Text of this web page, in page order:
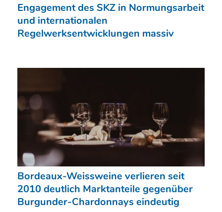
Engagement des SKZ in Normungsarbeit
und internationalen
Regelwerksentwicklungen massiv
Bordeaux-Weissweine verlieren seit
2010 deutlich Marktanteile gegenüber
Burgunder-Chardonnays eindeutig